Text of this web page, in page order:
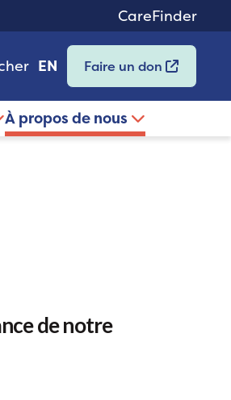
CareFinder
EN Faire un don
À propos de nous
de notre